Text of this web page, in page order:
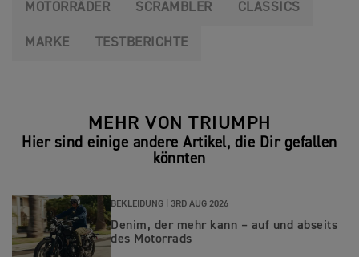
MOTORRÄDER SCRAMBLER CLASSICS
MARKE TESTBERICHTE
MEHR VON TRIUMPH
Hier sind einige andere Artikel, die Dir gefallen
könnten
BEKLEIDUNG | 3RD AUG 2026
Denim, der mehr kann – auf und abseits
des Motorrads